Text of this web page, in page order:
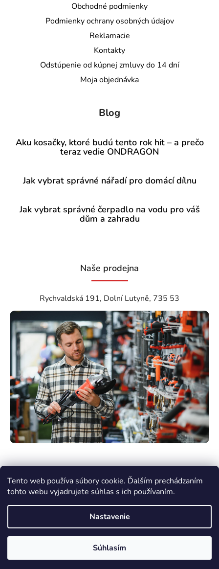
Tento web používa súbory cookie. Ďalším prechádzaním
tohto webu vyjadrujete súhlas s ich používaním.
Nastavenie
Súhlasím
Obchodné podmienky
Podmienky ochrany osobných údajov
Reklamacie
Kontakty
Odstúpenie od kúpnej zmluvy do 14 dní
Moja objednávka
Blog
Aku kosačky, ktoré budú tento rok hit – a prečo
teraz vedie ONDRAGON
Jak vybrat správné nářadí pro domácí dílnu
Jak vybrat správné čerpadlo na vodu pro váš
dům a zahradu
Naše prodejna
Rychvaldská 191, Dolní Lutyně, 735 53
Vytvoril Shoptet Premium
nasenaradie.sk
vyhradené.